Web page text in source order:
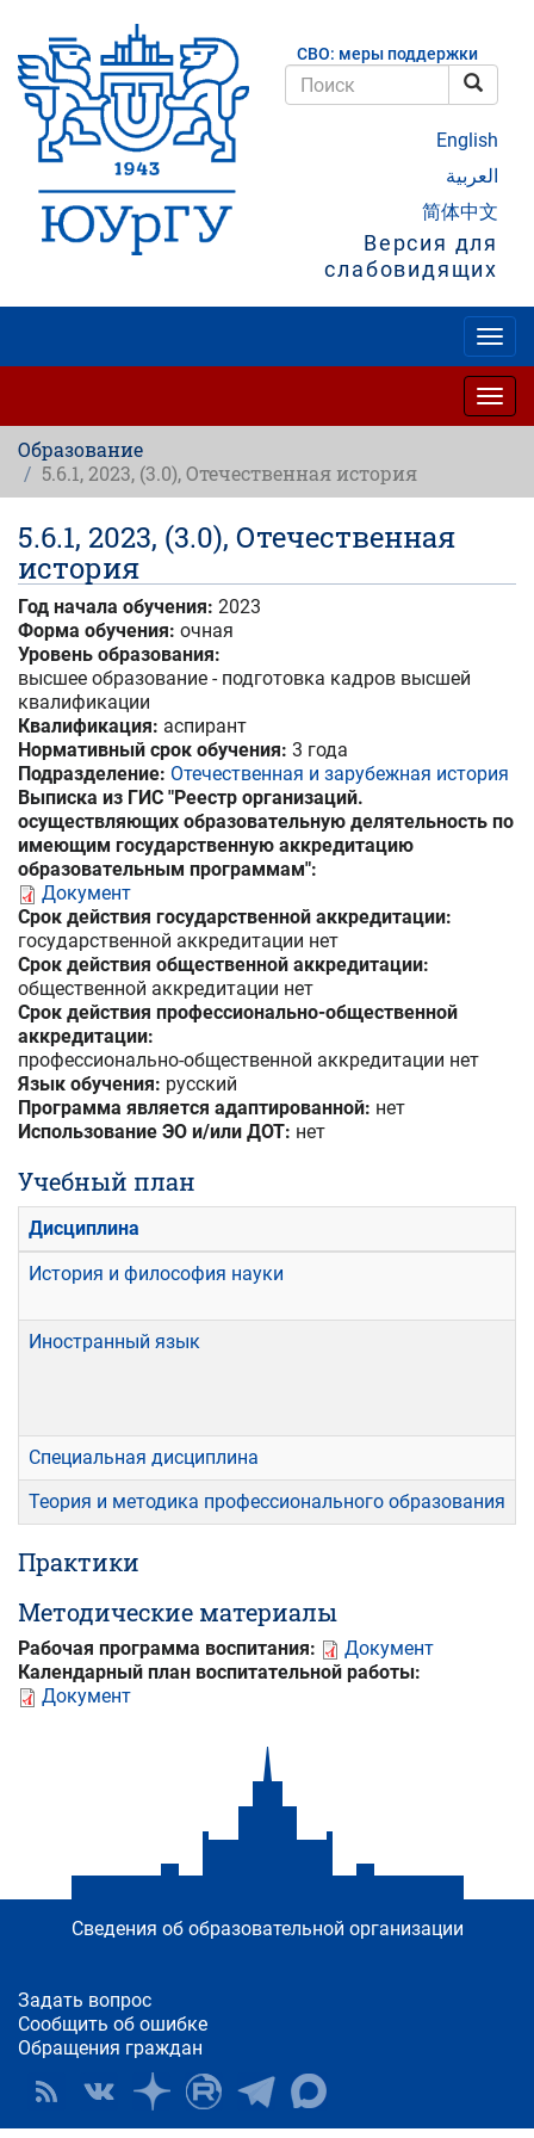
основному
содержанию
СВО: меры поддержки
English
العربية
简体中文
Версия для
слабовидящих
Образование
5.6.1, 2023, (3.0), Отечественная история
5.6.1, 2023, (3.0), Отечественная
история
Год начала обучения: 2023
Форма обучения: очная
Уровень образования:
высшее образование - подготовка кадров высшей
квалификации
Квалификация: аспирант
Нормативный срок обучения: 3 года
Подразделение: Отечественная и зарубежная история
Выписка из ГИС "Реестр организаций.
осуществляющих образовательную делятельность по
имеющим государственную аккредитацию
образовательным программам":
Документ
Срок действия государственной аккредитации:
государственной аккредитации нет
Срок действия общественной аккредитации:
общественной аккредитации нет
Срок действия профессионально-общественной
аккредитации:
профессионально-общественной аккредитации нет
Язык обучения: русский
Программа является адаптированной: нет
Использование ЭО и/или ДОТ: нет
Учебный план
Дисциплина
История и философия науки
Иностранный язык
Специальная дисциплина
Теория и методика профессионального образования
Практики
Методические материалы
Рабочая программа воспитания:
Документ
Календарный план воспитательной работы:
Документ
Сведения об образовательной организации
Задать вопрос
Сообщить об ошибке
Обращения граждан